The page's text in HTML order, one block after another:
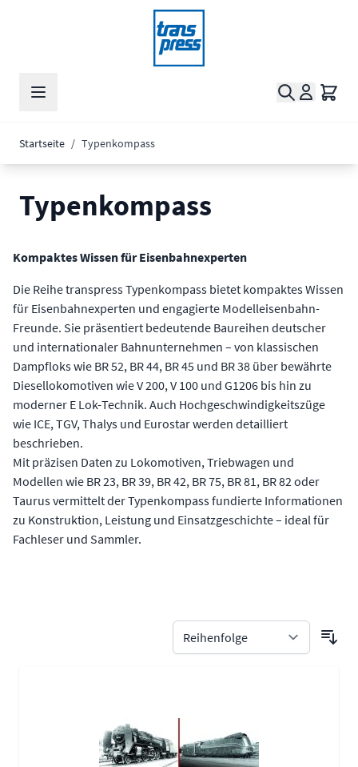
Suche
Startseite / Typenkompass
Typenkompass
Kompaktes Wissen für Eisenbahnexperten
Die Reihe transpress Typenkompass bietet kompaktes Wissen
für Eisenbahnexperten und engagierte Modelleisenbahn-
Freunde. Sie präsentiert bedeutende Baureihen deutscher
und internationaler Bahnunternehmen – von klassischen
Dampfloks wie BR 52, BR 44, BR 45 und BR 38 über bewährte
Diesellokomotiven wie V 200, V 100 und G1206 bis hin zu
moderner E Lok-Technik. Auch Hochgeschwindigkeitszüge
wie ICE, TGV, Thalys und Eurostar werden detailliert
beschrieben.
Mit präzisen Daten zu Lokomotiven, Triebwagen und
Modellen wie BR 23, BR 39, BR 42, BR 75, BR 81, BR 82 oder
Taurus vermittelt der Typenkompass fundierte Informationen
zu Konstruktion, Leistung und Einsatzgeschichte – ideal für
Fachleser und Sammler.